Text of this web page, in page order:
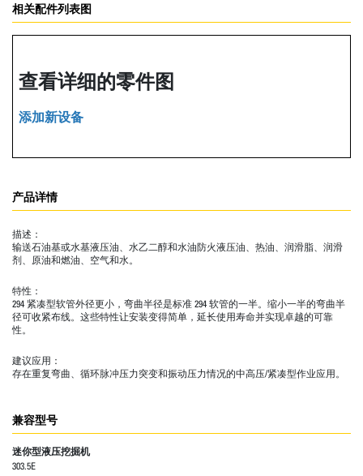
相关配件列表图
查看详细的零件图
添加新设备
产品详情
描述：
输送石油基或水基液压油、水乙二醇和水油防火液压油、热油、润滑脂、润滑
剂、原油和燃油、空气和水。
特性：
294 紧凑型软管外径更小，弯曲半径是标准 294 软管的一半。缩小一半的弯曲半
径可收紧布线。这些特性让安装变得简单，延长使用寿命并实现卓越的可靠
性。
建议应用：
存在重复弯曲、循环脉冲压力突变和振动压力情况的中高压/紧凑型作业应用。
兼容型号
迷你型液压挖掘机
303.5E